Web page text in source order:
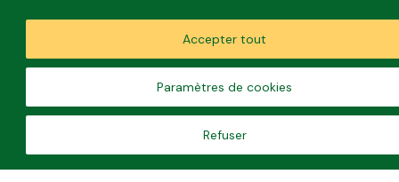
Paramètres de cookies
Refuser
Accepter tout